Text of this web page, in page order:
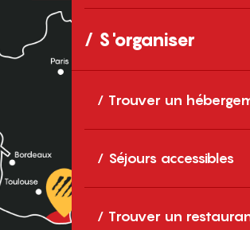
S'organiser
Trouver un
Séjours accessibles
Trouver un